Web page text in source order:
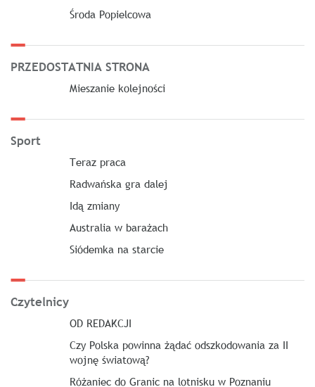
Środa Popielcowa
PRZEDOSTATNIA STRONA
Mieszanie kolejności
Sport
Teraz praca
Radwańska gra dalej
Idą zmiany
Australia w barażach
Siódemka na starcie
Czytelnicy
OD REDAKCJI
Czy Polska powinna żądać odszkodowania za II
wojnę światową?
Różaniec do Granic na lotnisku w Poznaniu